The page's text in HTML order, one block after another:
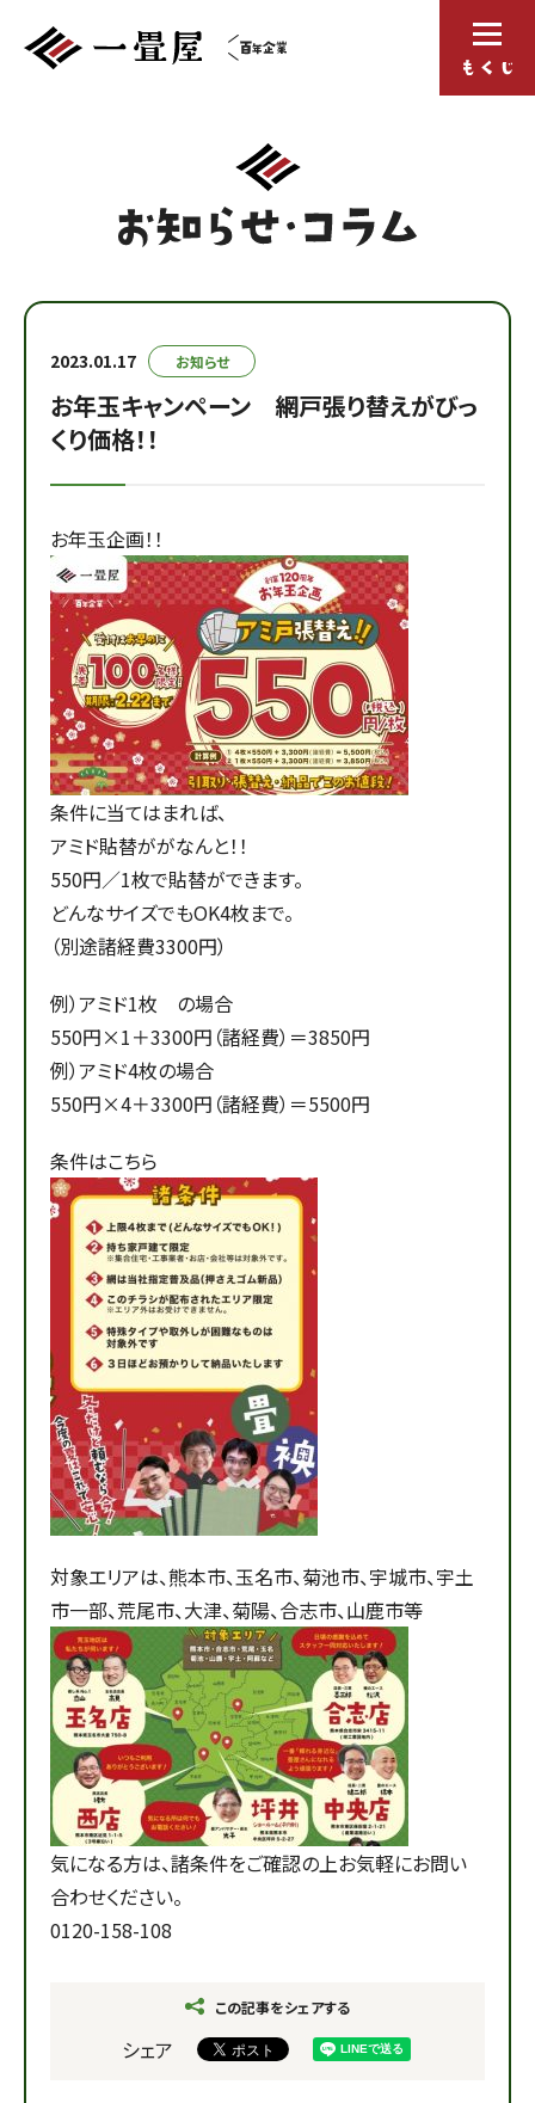
2023.01.17 お知らせ
お年玉キャンペーン 網戸張り替えがびっ
くり価格！！
お年玉企画！！
条件に当てはまれば、
アミド貼替ががなんと！！
550円／1枚で貼替ができます。
どんなサイズでもOK4枚まで。
（別途諸経費3300円）
例）アミド1枚 の場合
550円×1＋3300円（諸経費）＝3850円
例）アミド4枚の場合
550円×4＋3300円（諸経費）＝5500円
条件はこちら
対象エリアは、熊本市、玉名市、菊池市、宇城市、宇土
市一部、荒尾市、大津、菊陽、合志市、山鹿市等
気になる方は、諸条件をご確認の上お気軽にお問い
合わせください。
0120-158-108
この記事をシェアする
シェア